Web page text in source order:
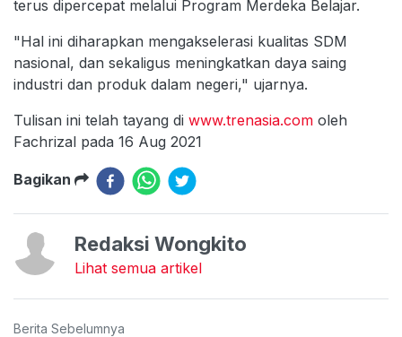
terus dipercepat melalui Program Merdeka Belajar.
"Hal ini diharapkan mengakselerasi kualitas SDM
nasional, dan sekaligus meningkatkan daya saing
industri dan produk dalam negeri," ujarnya.
Tulisan ini telah tayang di www.trenasia.com oleh
Fachrizal pada 16 Aug 2021
Bagikan
Redaksi Wongkito
Lihat semua artikel
Berita Sebelumnya